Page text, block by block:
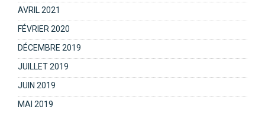
AVRIL 2021
FÉVRIER 2020
DÉCEMBRE 2019
JUILLET 2019
JUIN 2019
MAI 2019